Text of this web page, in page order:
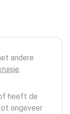
andere
.
heeft de
ongeveer